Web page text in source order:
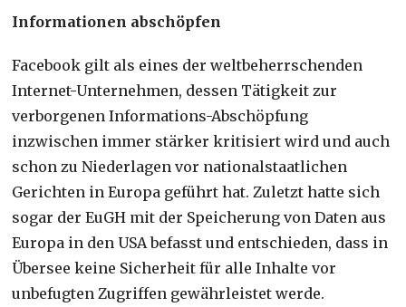
Informationen abschöpfen
Facebook gilt als eines der weltbeherrschenden
Internet-Unternehmen, dessen Tätigkeit zur
verborgenen Informations-Abschöpfung
inzwischen immer stärker kritisiert wird und auch
schon zu Niederlagen vor nationalstaatlichen
Gerichten in Europa geführt hat. Zuletzt hatte sich
sogar der EuGH mit der Speicherung von Daten aus
Europa in den USA befasst und entschieden, dass in
Übersee keine Sicherheit für alle Inhalte vor
unbefugten Zugriffen gewährleistet werde.